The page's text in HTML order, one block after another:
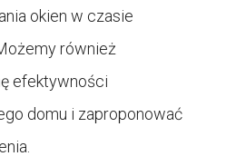
okien w czasie
również
efektywności
domu i zaproponować